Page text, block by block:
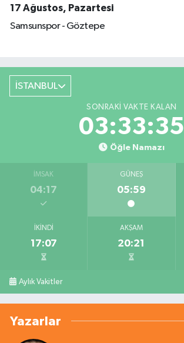
17 Ağustos, Pazartesi
Samsunspor - Göztepe
İSTANBUL
SONRAKI VAKTE KALAN
03:33:34
Öğle Namazı
İMSAK
04:17
GÜNEŞ
05:59
İKINDI
17:07
AKŞAM
20:21
Aylık Vakitler
Yazarlar